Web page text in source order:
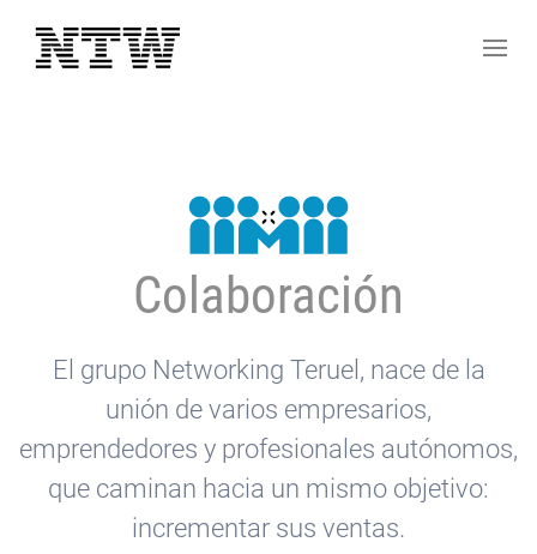
Colaboración
El grupo Networking Teruel, nace de la
unión de varios empresarios,
emprendedores y profesionales autónomos,
que caminan hacia un mismo objetivo:
incrementar sus ventas.